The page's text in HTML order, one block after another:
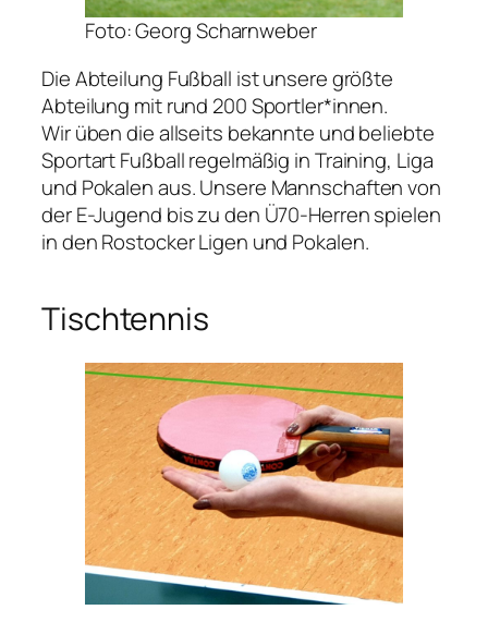
Foto: Georg Scharnweber
Die Abteilung Fußball ist unsere größte
Abteilung mit rund 200 Sportler*innen.
Wir üben die allseits bekannte und beliebte
Sportart Fußball regelmäßig in Training, Liga
und Pokalen aus. Unsere Mannschaften von
der E-Jugend bis zu den Ü70-Herren spielen
in den Rostocker Ligen und Pokalen.
Tischtennis